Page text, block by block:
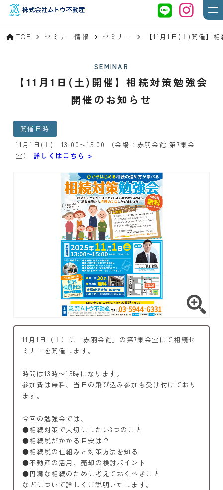
TOP セミナー情報 セミナー 【11月1日(土)開催】
SEMINAR
【11月1日(土)開催】相続対策勉強会
開催のお知らせ
開催日時
11月1日(土) 13:00〜15:00 （会場：赤羽会館 第7集会
室） 詳しくはこちら >
11月1日（土）に「赤羽会館」の第7集会室にて相続セ
ミナーを開催します。
時間は13時～15時になります。
参加費は無料、当日の飛び込み参加も受け付けており
ます。
今回の勉強会では、
●相続対策で大切にしたい3つのこと
●相続税がかかる目安は？
●相続税の仕組みと対策方法を知る
●不動産の活用、売却の検討ポイント
●円満な相続のために考えておくべきこと
などについて詳しくご説明いたします。